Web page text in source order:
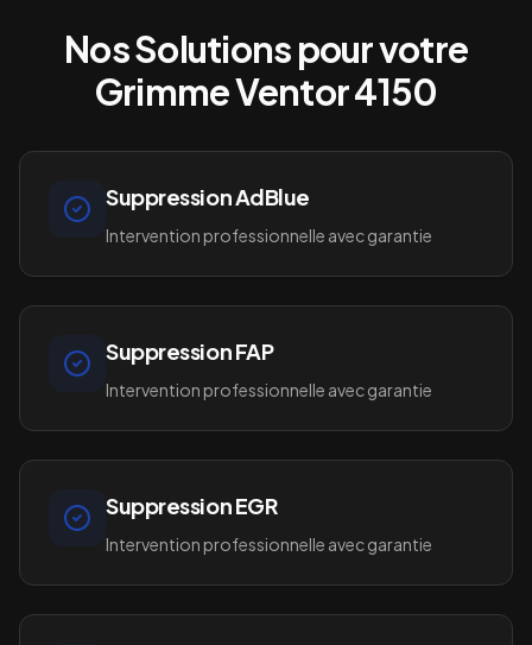
Nos Solutions pour votre
Grimme Ventor 4150
Suppression AdBlue
Intervention professionnelle avec garantie
Suppression FAP
Intervention professionnelle avec garantie
Suppression EGR
Intervention professionnelle avec garantie